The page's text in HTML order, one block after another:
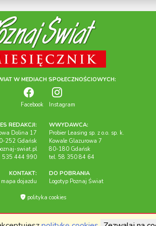
W MEDIACH SPOŁECZNOŚCIOWYCH:
Facebook Instagram
REDAKCJI:
Dolina 17
252 Gdańsk
swiat.pl
535 444 990
KONTAKT:
mapa dojazdu
WWYDAWCA:
Probier Leasing sp. z o.o. sp. k.
Kowale Glazurowa 7
80-180 Gdańsk
tel. 58 350 84 64
DO POBRANIA
Logotyp Poznaj Świat
polityka cookies
Świat", 2026r. Wszelkie prawa zastrzeżone.